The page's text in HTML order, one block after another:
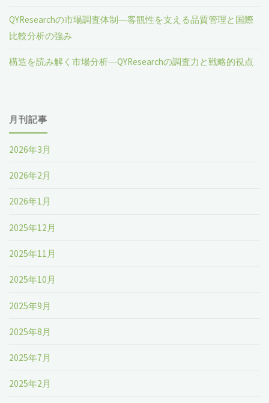
QYResearchの市場調査体制―客観性を支える品質管理と国際
比較分析の強み
構造を読み解く市場分析―QYResearchの調査力と戦略的視点
月刊記事
2026年3月
2026年2月
2026年1月
2025年12月
2025年11月
2025年10月
2025年9月
2025年8月
2025年7月
2025年2月